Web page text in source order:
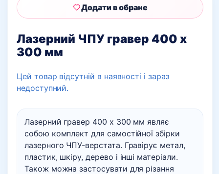
Лазерний ЧПУ гравер 400 х
300 мм
Лазерний гравер 400 х 300 мм являє
собою комплект для самостійної збірки
лазерного ЧПУ-верстата. Гравірує метал,
пластик, шкіру, дерево і інші матеріали.
Також можна застосувати для різання
Цей товар відсутній в наявності і зараз
недоступний.
Додати в обране